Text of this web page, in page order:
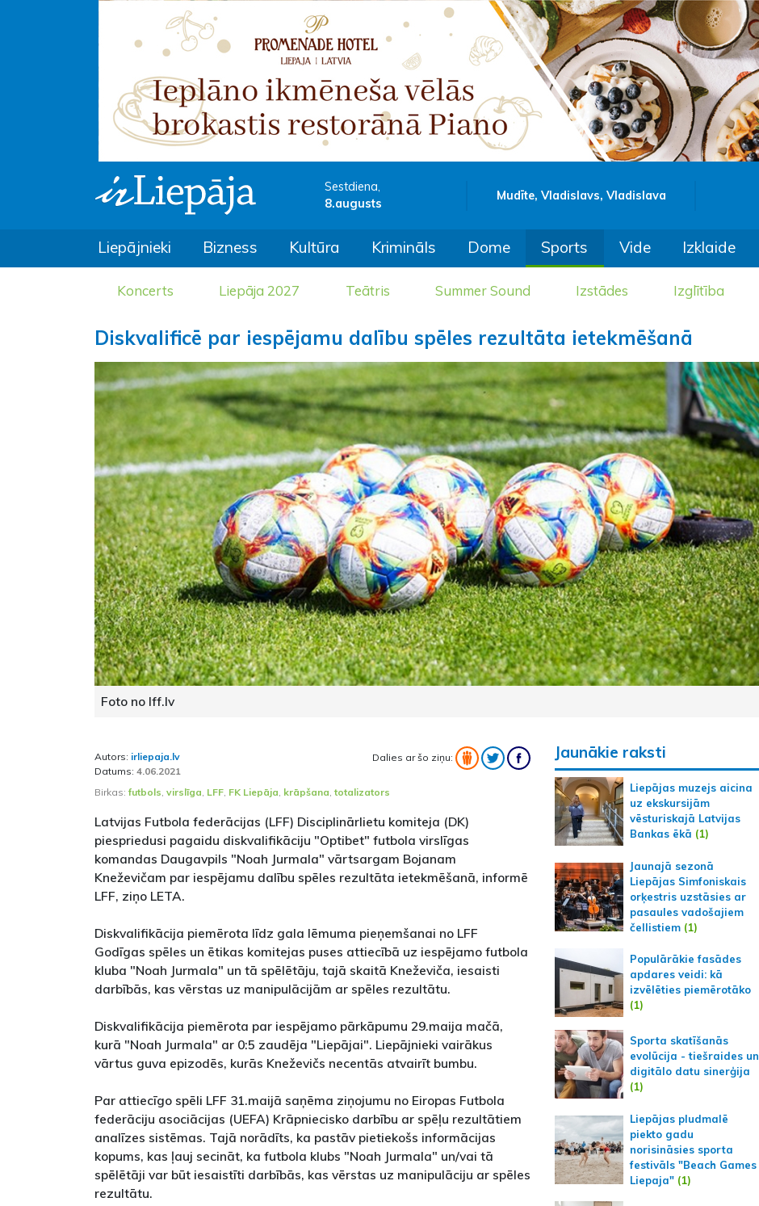
Sestdiena,
8.augusts
Mudīte, Vladislavs, Vladislava
Liepājnieki Bizness Kultūra Krimināls Dome Sports Vide Izklaide
Koncerts Liepāja 2027 Teātris Summer Sound Izstādes Izglītība
Diskvalificē par iespējamu dalību spēles rezultāta ietekmēšanā
Foto no lff.lv
Autors: irliepaja.lv
Datums: 4.06.2021
Dalies ar šo ziņu:
Birkas:futbols virslīga LFF FK Liepāja krāpšana ,totalizators
Latvijas Futbola federācijas (LFF) Disciplinārlietu komiteja (DK)
piespriedusi pagaidu diskvalifikāciju "Optibet" futbola virslīgas
komandas Daugavpils "Noah Jurmala" vārtsargam Bojanam
Kneževičam par iespējamu dalību spēles rezultāta ietekmēšanā, informē
LFF, ziņo LETA.
Diskvalifikācija piemērota līdz gala lēmuma pieņemšanai no LFF
Godīgas spēles un ētikas komitejas puses attiecībā uz iespējamo futbola
kluba "Noah Jurmala" un tā spēlētāju, tajā skaitā Kneževiča, iesaisti
darbībās, kas vērstas uz manipulācijām ar spēles rezultātu.
Diskvalifikācija piemērota par iespējamo pārkāpumu 29.maija mačā,
kurā "Noah Jurmala" ar 0:5 zaudēja "Liepājai". Liepājnieki vairākus
vārtus guva epizodēs, kurās Kneževičs necentās atvairīt bumbu.
Par attiecīgo spēli LFF 31.maijā saņēma ziņojumu no Eiropas Futbola
federāciju asociācijas (UEFA) Krāpniecisko darbību ar spēļu rezultātiem
analīzes sistēmas. Tajā norādīts, ka pastāv pietiekošs informācijas
kopums, kas ļauj secināt, ka futbola klubs "Noah Jurmala" un/vai tā
spēlētāji var būt iesaistīti darbībās, kas vērstas uz manipulāciju ar spēles
rezultātu.
Jaunākie raksti
Liepājas muzejs aicina
uz ekskursijām
vēsturiskajā Latvijas
Bankas ēkā (1)
Jaunajā sezonā
Liepājas Simfoniskais
orķestris uzstāsies ar
pasaules vadošajiem
čellistiem(1)
Populārākie fasādes
apdares veidi: kā
izvēlēties piemērotāko
(1)
Sporta skatīšanās
evolūcija - tiešraides un
digitālo datu sinerģija
(1)
Liepājas pludmalē
piekto gadu
norisināsies sporta
festivāls "Beach Games
Liepaja"(1)